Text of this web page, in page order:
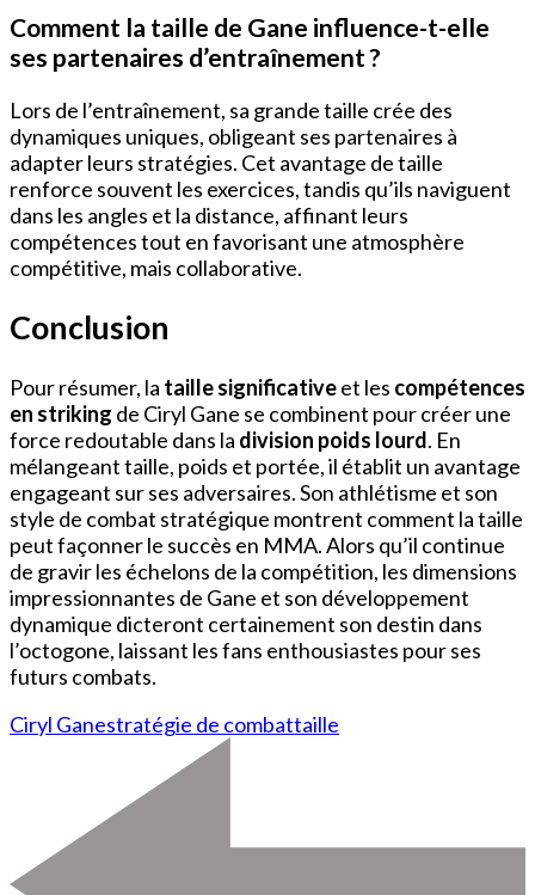
Comment la taille de Gane influence-t-elle
ses partenaires d’entraînement ?
Lors de l’entraînement, sa grande taille crée des
dynamiques uniques, obligeant ses partenaires à
adapter leurs stratégies. Cet avantage de taille
renforce souvent les exercices, tandis qu’ils naviguent
dans les angles et la distance, affinant leurs
compétences tout en favorisant une atmosphère
compétitive, mais collaborative.
Conclusion
Pour résumer, la taille significativeet les compétences
en striking de Ciryl Gane se combinent pour créer une
force redoutable dans la division poids lourd. En
mélangeant taille, poids et portée, il établit un avantage
engageant sur ses adversaires. Son athlétisme et son
style de combat stratégique montrent comment la taille
peut façonner le succès en MMA. Alors qu’il continue
de gravir les échelons de la compétition, les dimensions
impressionnantes de Gane et son développement
dynamique dicteront certainement son destin dans
l’octogone, laissant les fans enthousiastes pour ses
futurs combats.
Ciryl Ganestratégie de combattaille